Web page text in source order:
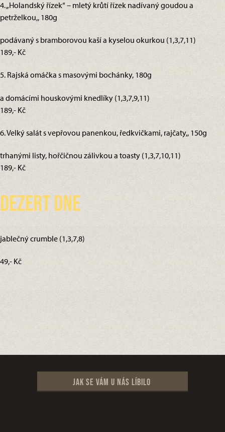
4. „Holandský řízek“ – mletý krůtí řízek nadívaný goudou a
petrželkou,, 180g
podávaný s bramborovou kaší a kyselou okurkou (1,3,7,11)
189,- Kč
5. Rajská omáčka s masovými bochánky, 180g
a domácími houskovými knedlíky (1,3,7,9,11)
189,- Kč
6. Velký salát s vepřovou panenkou, ředkvičkami, rajčaty,, 150g
trhanými listy, hořčičnou zálivkou a toasty (1,3,7,10,11)
189,- Kč
Dezert dne
jablečný crumble (1,3,7,8)
49,- Kč
Jak se vám u nás líbilo